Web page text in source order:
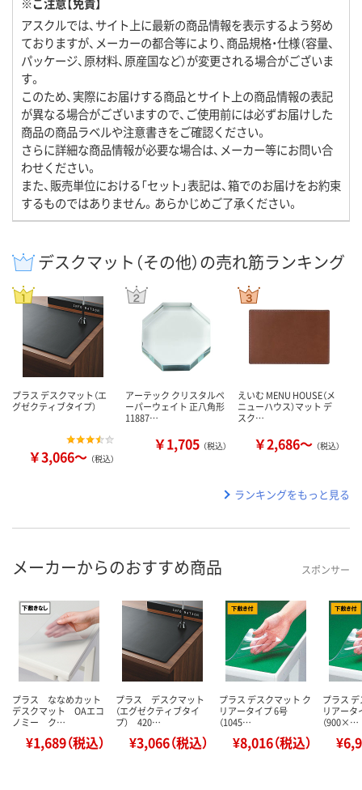
アスクルでは、サイト上に最新の商品情報を表示するよう努め
ておりますが、メーカーの都合等により、商品規格・仕様（容量、
パッケージ、原材料、原産国など）が変更される場合がございま
す。
このため、実際にお届けする商品とサイト上の商品情報の表記
が異なる場合がございますので、ご使用前には必ずお届けした
商品の商品ラベルや注意書きをご確認ください。
さらに詳細な商品情報が必要な場合は、メーカー等にお問い合
わせください。
また、販売単位における「セット」表記は、箱でのお届けをお約束
するものではありません。あらかじめご了承ください。
デスクマット（その他）の売れ筋ランキング
プラス デスクマット（エ
グゼクティブタイプ）
￥3,066～ （税込）
アーテック クリスタルペ
ーパーウェイト 正八角形
11887…
￥1,705 （税込）
えいむ MENU HOUSE（メ
ニューハウス）マット デ
スク…
￥2,686～ （税込）
ランキングをもっと見る
メーカーからのおすすめ商品 スポンサー
プラス ななめカット
デスクマット OAエコ
ノミー ク…
¥1,689（税込）
プラス デスクマット
（エグゼクティブタイ
プ） 420…
¥3,066（税込）
プラス デスクマット ク
リアータイプ 6号
（1045…
¥8,016（税込）
プラス
リアータ
（900×…